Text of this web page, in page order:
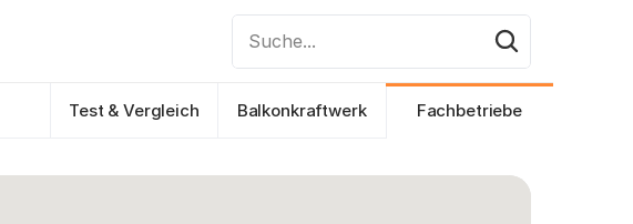
Suche...
Test & Vergleich Balkonkraftwerk Fachbetriebe